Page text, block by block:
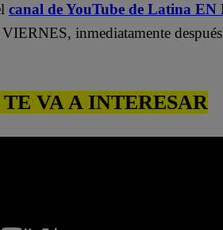
canal de YouTube de Latina EN
inmediatamente
VA A INTERESAR